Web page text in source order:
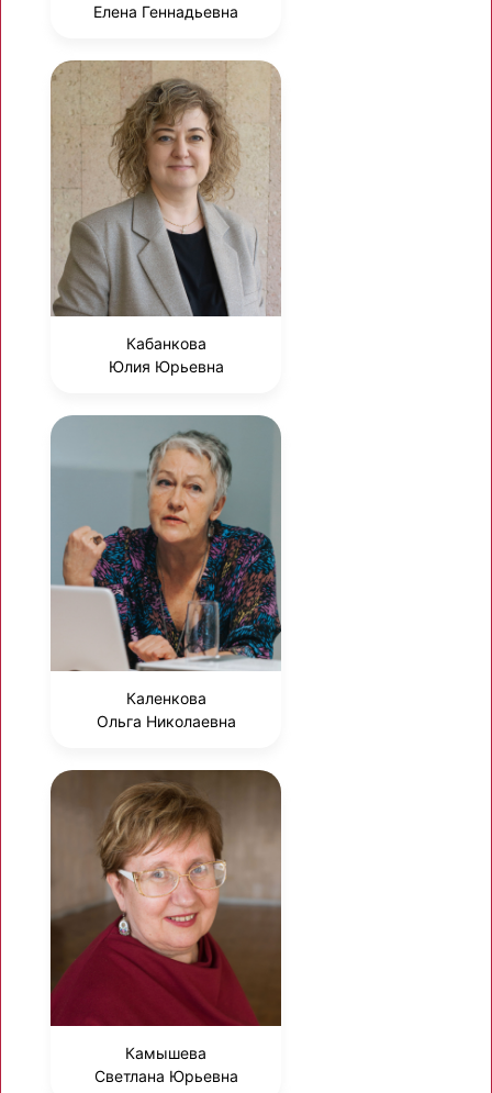
Елена Геннадьевна
Кабанкова
Юлия Юрьевна
Каленкова
Ольга Николаевна
Камышева
Светлана Юрьевна